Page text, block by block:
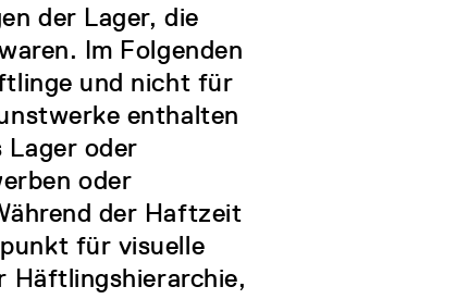
der Lager, die
Im Folgenden
und nicht für
enthalten
Lager oder
oder
der Haftzeit
für visuelle
Häftlingshierarchie,